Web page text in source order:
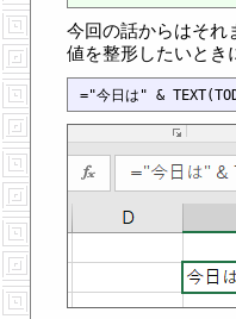
今回の話からはそれ
値を整形したいとき